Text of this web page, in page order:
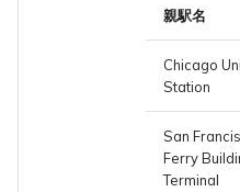
親駅名
Chicago
Station
San
Ferry
Terminal